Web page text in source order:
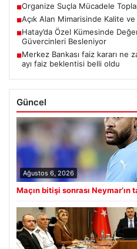
■Organize Suçla Mücadele
■Açık Alan Mimarisinde Kalite ve
■Hatay’da Özel Kümesinde
Güvercinleri Besleniyor
■Merkez Bankası faiz kararı ne
ayı faiz beklentisi belli oldu
Güncel
Ağustos 6, 2026
Maçın bitişi sonrası